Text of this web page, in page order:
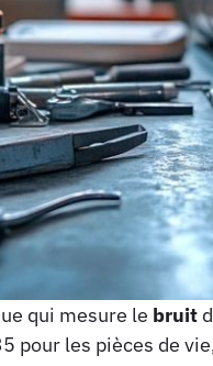
qui mesure le bruit
pour les pièces de